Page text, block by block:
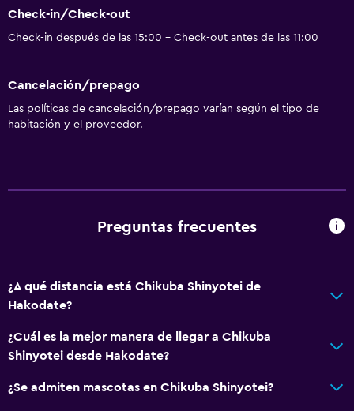
Check-in/Check-out
Check-in después de las 15:00 - Check-out antes de las 11:00
Cancelación/prepago
Las políticas de cancelación/prepago varían según el tipo de
habitación y el proveedor.
Preguntas frecuentes
¿A qué distancia está Chikuba Shinyotei de
Hakodate?
¿Cuál es la mejor manera de llegar a Chikuba
Shinyotei desde Hakodate?
¿Se admiten mascotas en Chikuba Shinyotei?